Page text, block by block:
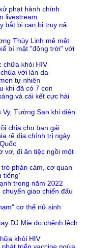
phạt hành chính
livestream
bắt bị can bị truy nã
Thùy Linh mê mệt
bí mật "động trời" với
chữa khỏi HIV
với làn da
tự nhiên
khi đã có 7 con
và cái kết cực hài
Tường San khi diện
chia cho bạn gái
rẽ địa chính trị ngày
vơ, đi ăn tiệc ngồi một
phản cảm, cơ quan
tiếng'
trong năm 2022
giao chiến đấu
cơ thể nữ sinh
DJ Mie do chênh lệch
khỏi HIV